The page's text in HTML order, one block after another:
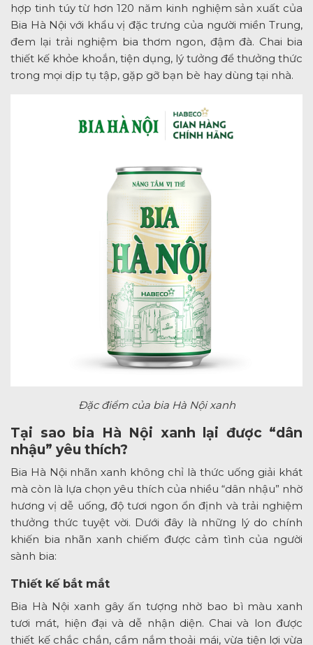
hợp tinh túy từ hơn 120 năm kinh nghiệm sản xuất của
Bia Hà Nội với khẩu vị đặc trưng của người miền Trung,
đem lại trải nghiệm bia thơm ngon, đậm đà. Chai bia
thiết kế khỏe khoắn, tiện dụng, lý tưởng để thưởng thức
trong mọi dịp tụ tập, gặp gỡ bạn bè hay dùng tại nhà.
Đặc điểm của bia Hà Nội xanh
Tại sao bia Hà Nội xanh lại được “dân
nhậu” yêu thích?
Bia Hà Nội nhãn xanh không chỉ là thức uống giải khát
mà còn là lựa chọn yêu thích của nhiều “dân nhậu” nhờ
hương vị dễ uống, độ tươi ngon ổn định và trải nghiệm
thưởng thức tuyệt vời. Dưới đây là những lý do chính
khiến bia nhãn xanh chiếm được cảm tình của người
sành bia:
Thiết kế bắt mắt
Bia Hà Nội xanh gây ấn tượng nhờ bao bì màu xanh
tươi mát, hiện đại và dễ nhận diện. Chai và lon được
thiết kế chắc chắn, cầm nắm thoải mái, vừa tiện lợi vừa